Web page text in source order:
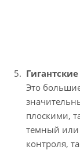
Это
плоскими,
темный или
контроля,